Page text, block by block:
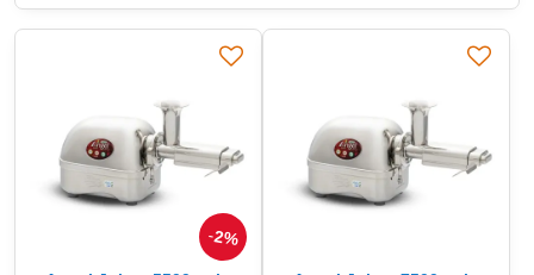
2%